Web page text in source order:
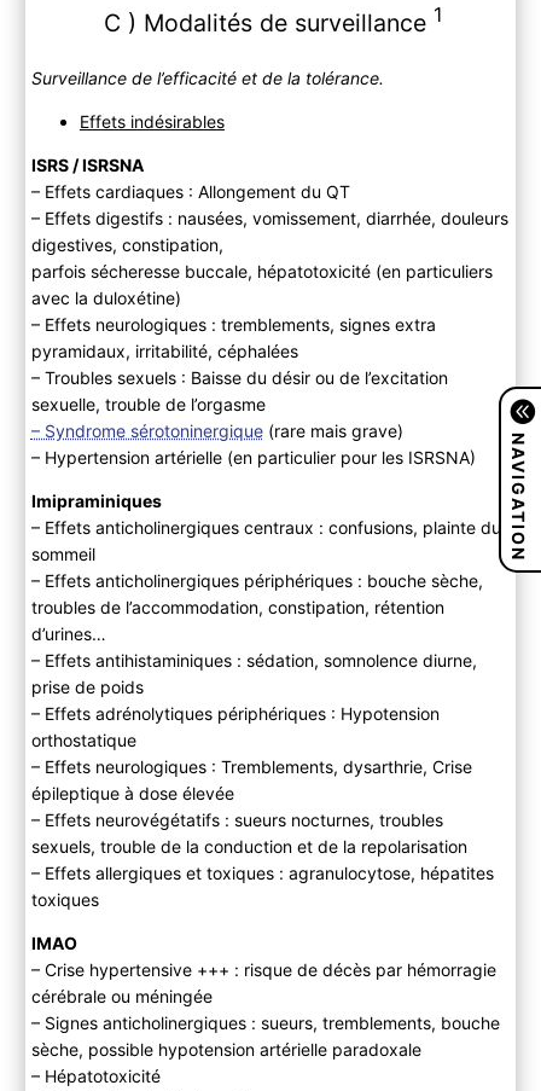
C ) Modalités de surveillance 1
Surveillance de l’efficacité et de la tolérance.
Effets indésirables
ISRS / ISRSNA
– Effets cardiaques : Allongement du QT
– Effets digestifs : nausées, vomissement, diarrhée, douleurs
digestives, constipation,
parfois sécheresse buccale, hépatotoxicité (en particuliers
avec la duloxétine)
– Effets neurologiques : tremblements, signes extra
pyramidaux, irritabilité, céphalées
– Troubles sexuels : Baisse du désir ou de l’excitation
sexuelle, trouble de l’orgasme
– Syndrome sérotoninergique(rare mais grave)
– Hypertension artérielle (en particulier pour les ISRSNA)
Imipraminiques
– Effets anticholinergiques centraux : confusions, plainte du
sommeil
– Effets anticholinergiques périphériques : bouche sèche,
troubles de l’accommodation, constipation, rétention
d’urines…
– Effets antihistaminiques : sédation, somnolence diurne,
prise de poids
– Effets adrénolytiques périphériques : Hypotension
orthostatique
– Effets neurologiques : Tremblements, dysarthrie, Crise
épileptique à dose élevée
– Effets neurovégétatifs : sueurs nocturnes, troubles
sexuels, trouble de la conduction et de la repolarisation
– Effets allergiques et toxiques : agranulocytose, hépatites
toxiques
IMAO
– Crise hypertensive +++ : risque de décès par hémorragie
cérébrale ou méningée
– Signes anticholinergiques : sueurs, tremblements, bouche
sèche, possible hypotension artérielle paradoxale
– Hépatotoxicité
NAVIGATION